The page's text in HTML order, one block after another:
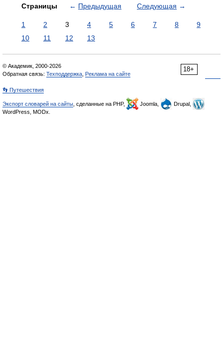
Страницы ← Предыдущая Следующая →
1 2 3 4 5 6 7 8
9
10
11 12 13
18+
© Академик, 2000-2026
Обратная связь: Техподдержка Реклама на сайте
👣 Путешествия
Экспорт словарей на сайты , сделанные на PHP, Joomla,
Drupal,
WordPress, MODx.